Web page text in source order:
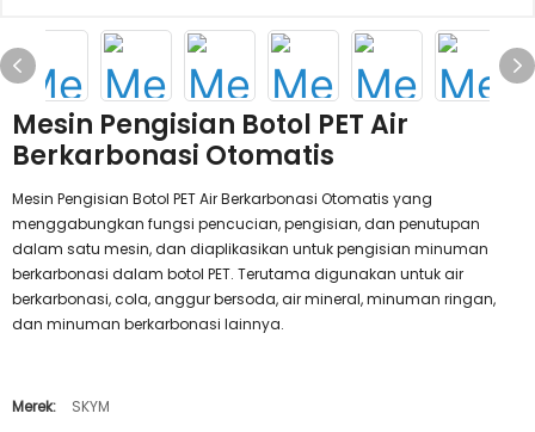
Mesin Pengisian Botol PET Air
Berkarbonasi Otomatis
Mesin Pengisian Botol PET Air Berkarbonasi Otomatis yang
menggabungkan fungsi pencucian, pengisian, dan penutupan
dalam satu mesin, dan diaplikasikan untuk pengisian minuman
berkarbonasi dalam botol PET. Terutama digunakan untuk air
berkarbonasi, cola, anggur bersoda, air mineral, minuman ringan,
dan minuman berkarbonasi lainnya.
Merek:
SKYM